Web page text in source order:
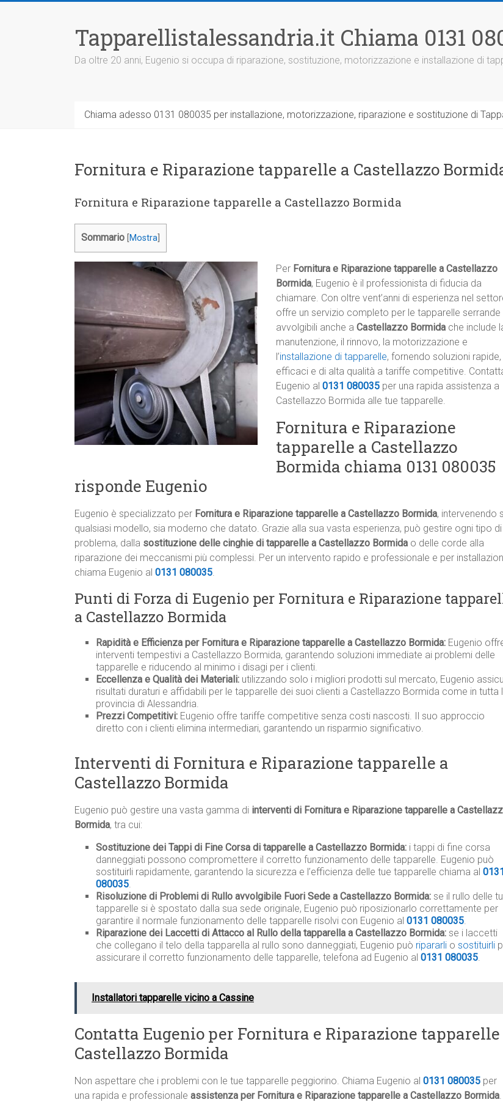
Tapparellistalessandria.it Chiama 0131
Da oltre 20 anni, Eugenio si occupa di riparazione, sostituzione, motorizzazione e installazione di
Chiama adesso 0131 080035 per installazione, motorizzazione, riparazione e sostituzione di
Fornitura e Riparazione tapparelle a Castellazzo
Fornitura e Riparazione tapparelle a Castellazzo Bormida
Sommario Mostra
Per Fornitura e Riparazione tapparelle a Castellazzo
Bormida, Eugenio è il professionista di fiducia da
chiamare. Con oltre vent’anni di esperienza nel
offre un servizio completo per le tapparelle serrande
avvolgibili anche a Castellazzo Bormida che include
manutenzione, il rinnovo, la motorizzazione e
l’installazione di tapparelle, fornendo soluzioni rapide,
efficaci e di alta qualità a tariffe competitive.
Eugenio al 0131 080035 per una rapida assistenza a
Castellazzo Bormida alle tue tapparelle.
Fornitura e Riparazione
tapparelle a Castellazzo
Bormida chiama 0131 080035
risponde Eugenio
Eugenio è specializzato per Fornitura e Riparazione tapparelle a Castellazzo Bormida, intervenendo
qualsiasi modello, sia moderno che datato. Grazie alla sua vasta esperienza, può gestire ogni tipo di
problema, dalla sostituzione delle cinghie di tapparelle a Castellazzo Bormida o delle corde alla
riparazione dei meccanismi più complessi. Per un intervento rapido e professionale e per
chiama Eugenio al 0131 080035.
Punti di Forza di Eugenio per Fornitura e Riparazione
a Castellazzo Bormida
Rapidità e Efficienza per Fornitura e Riparazione tapparelle a Castellazzo Bormida: Eugenio
interventi tempestivi a Castellazzo Bormida, garantendo soluzioni immediate ai problemi delle
tapparelle e riducendo al minimo i disagi per i clienti.
Eccellenza e Qualità dei Materiali: utilizzando solo i migliori prodotti sul mercato, Eugenio
risultati duraturi e affidabili per le tapparelle dei suoi clienti a Castellazzo Bormida come in tutta
provincia di Alessandria.
Prezzi Competitivi: Eugenio offre tariffe competitive senza costi nascosti. Il suo approccio
diretto con i clienti elimina intermediari, garantendo un risparmio significativo.
Interventi di Fornitura e Riparazione tapparelle a
Castellazzo Bormida
Eugenio può gestire una vasta gamma di interventi di Fornitura e Riparazione tapparelle a
Bormida, tra cui:
Sostituzione dei Tappi di Fine Corsa di tapparelle a Castellazzo Bormida: i tappi di fine corsa
danneggiati possono compromettere il corretto funzionamento delle tapparelle. Eugenio può
sostituirli rapidamente, garantendo la sicurezza e l’efficienza delle tue tapparelle chiama al 0131
080035.
Risoluzione di Problemi di Rullo avvolgibile Fuori Sede a Castellazzo Bormida: se il rullo delle
tapparelle si è spostato dalla sua sede originale, Eugenio può riposizionarlo correttamente per
garantire il normale funzionamento delle tapparelle risolvi con Eugenio al 0131 080035.
Riparazione dei Laccetti di Attacco al Rullo della tapparella a Castellazzo Bormida: se i laccetti
che collegano il telo della tapparella al rullo sono danneggiati, Eugenio può ripararli o sostituirli
assicurare il corretto funzionamento delle tapparelle, telefona ad Eugenio al 0131 080035.
Installatori tapparelle vicino a Cassine
Contatta Eugenio per Fornitura e Riparazione tapparelle
Castellazzo Bormida
Non aspettare che i problemi con le tue tapparelle peggiorino. Chiama Eugenio al 0131 080035 per
una rapida e professionale assistenza per Fornitura e Riparazione tapparelle a Castellazzo Bormida.